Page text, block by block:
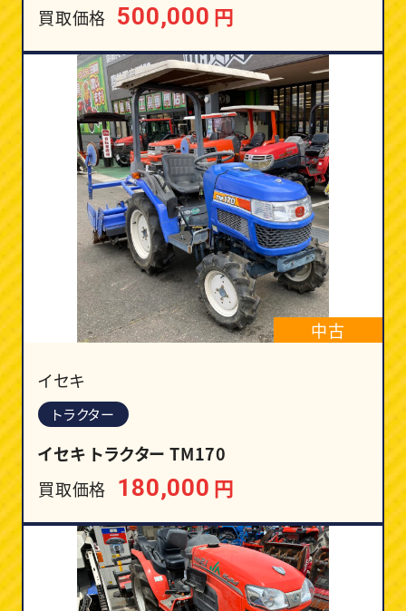
買取価格 500,000 円
中古
イセキ
トラクター
イセキ トラクター TM170
買取価格 180,000 円